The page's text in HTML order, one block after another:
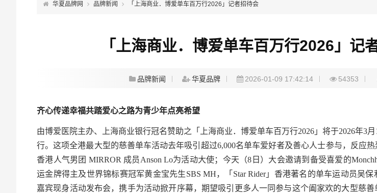
华夏品牌网 品牌新闻 「上海商业．博爱单车百万行2026」记者招待会
「上海商业．博爱单车百万行2026」记
品牌新闻 华夏品牌 2026-01-09 17:42:14 54353
齐心传递幸福共踏爱心之路为青少年点亮希望
由博爱医院主办、上海商业银行冠名赞助之「上海商业．博爱单车百万行2026」将于2026年3
行。这项全港最大型的慈善单车活动去年吸引超过6,000名单车爱好者及善心人士参与，反应
香港人气男团 MIRROR 成员Anson Lo为活动大使；今天（8日）大会邀请到备受喜爱的
运金牌得主及世界锦标赛冠军黄金宝先生SBS MH，「Star Rider」香港著名的单车运动员吴
嘉宾现身活动发布会，携手为活动掀开序幕，期望吸引更多人一同参与这个阖家欢的大型慈